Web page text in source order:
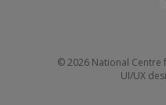
© 2026 National Centre
UI/UX